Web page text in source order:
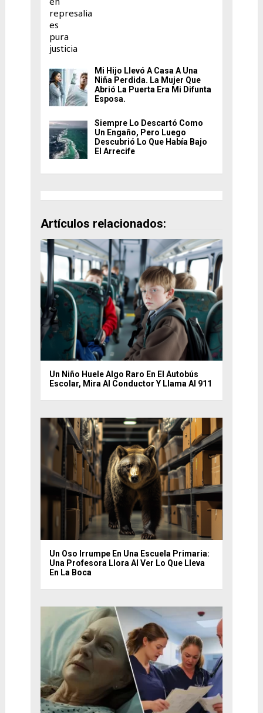
Mi Hijo Llevó A Casa A Una
Niña Perdida. La Mujer Que
Abrió La Puerta Era Mi Difunta
Esposa.
Siempre Lo Descartó Como
Un Engaño, Pero Luego
Descubrió Lo Que Había Bajo
El Arrecife
Artículos relacionados:
Un Niño Huele Algo Raro En El Autobús
Escolar, Mira Al Conductor Y Llama Al 911
Un Oso Irrumpe En Una Escuela Primaria:
Una Profesora Llora Al Ver Lo Que Lleva
En La Boca